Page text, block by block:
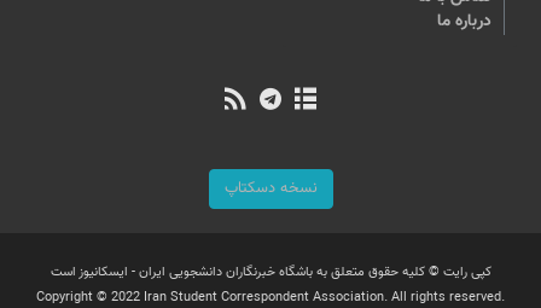
درباره ما
نسخه دسکتاپ
کپی رایت © کلیه حقوق متعلق به باشگاه خبرنگاران دانشجویی ایران - ایسکانیوز است
Copyright © 2022 Iran Student Correspondent Association. All rights reserved.